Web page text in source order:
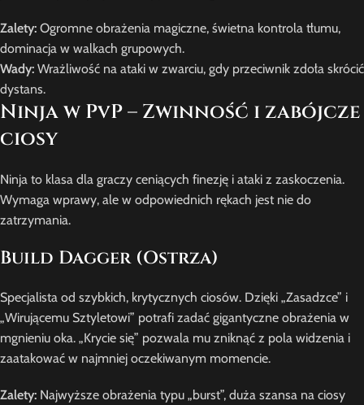
Zalety: Ogromne obrażenia magiczne, świetna kontrola tłumu,
dominacja w walkach grupowych.
Wady: Wrażliwość na ataki w zwarciu, gdy przeciwnik zdoła skrócić
dystans.
Ninja w PvP – Zwinność i zabójcze
ciosy
Ninja to klasa dla graczy ceniących finezję i ataki z zaskoczenia.
Wymaga wprawy, ale w odpowiednich rękach jest nie do
zatrzymania.
Build Dagger (Ostrza)
Specjalista od szybkich, krytycznych ciosów. Dzięki „Zasadzce” i
„Wirującemu Sztyletowi” potrafi zadać gigantyczne obrażenia w
mgnieniu oka. „Krycie się” pozwala mu zniknąć z pola widzenia i
zaatakować w najmniej oczekiwanym momencie.
Zalety: Najwyższe obrażenia typu „burst”, duża szansa na ciosy